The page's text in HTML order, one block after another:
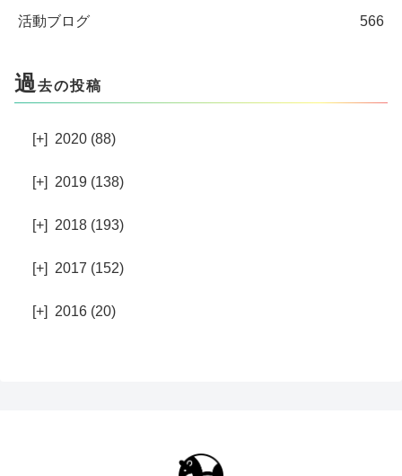
活動ブログ 566
過 去の投稿
[+] 2020 (88)
[+] 2019 (138)
[+] 2018 (193)
[+] 2017 (152)
[+] 2016 (20)